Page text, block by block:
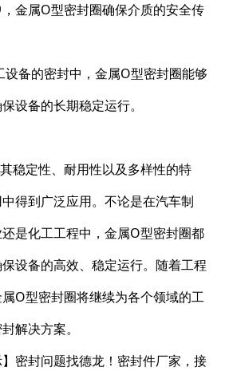
金属O型密封圈确保介质的安全传
设备的密封中，金属O型密封圈能够
设备的长期稳定运行。
稳定性、耐用性以及多样性的特
得到广泛应用。不论是在汽车制
是化工工程中，金属O型密封圈都
设备的高效、稳定运行。随着工程
O型密封圈将继续为各个领域的工
解决方案。
】密封问题找德龙！密封件厂家，接